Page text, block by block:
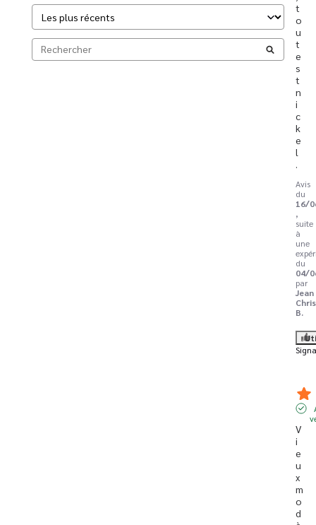
t
o
u
t
e
s
t
n
i
c
k
e
l
Avis
du
16/
,
suite
à
une
du
04/
par
Jean
B.
V
i
e
u
x
m
o
d